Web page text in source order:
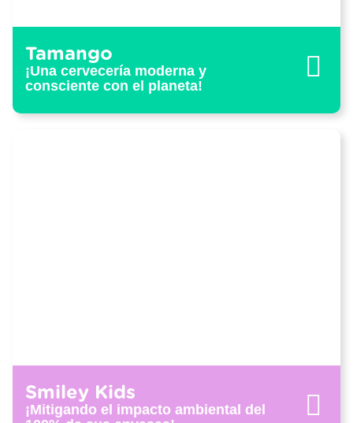
Tamango
¡Una cervecería moderna y
consciente con el planeta!
Smiley Kids
¡Mitigando el impacto ambiental del